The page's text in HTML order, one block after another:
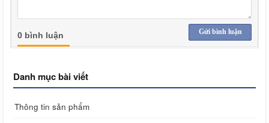
Gửi bình luận
0 bình luận
Danh mục bài viết
Thông tin sản phẩm